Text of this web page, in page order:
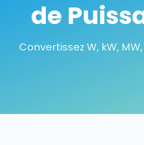
de
Convertissez W, kW,